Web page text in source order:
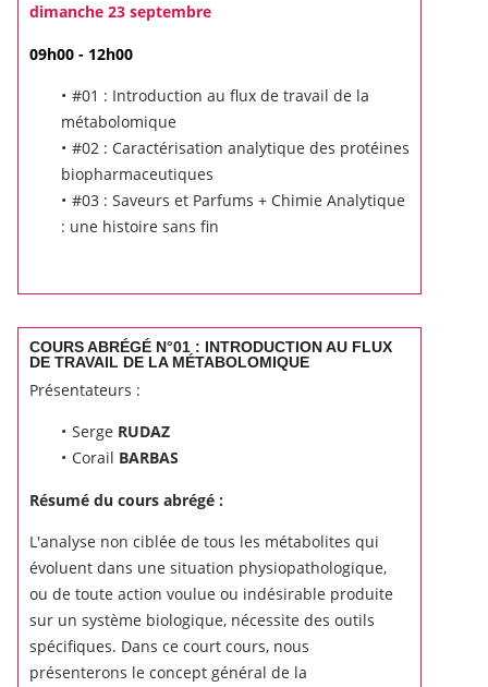
dimanche 23 septembre
09h00 - 12h00
#01 : Introduction au flux de travail de la
métabolomique
#02 : Caractérisation analytique des protéines
biopharmaceutiques
#03 : Saveurs et Parfums + Chimie Analytique
: une histoire sans fin
COURS ABRÉGÉ N°01 : INTRODUCTION AU FLUX
DE TRAVAIL DE LA MÉTABOLOMIQUE
Présentateurs :
Serge RUDAZ
Corail BARBAS
Résumé du cours abrégé :
L'analyse non ciblée de tous les métabolites qui
évoluent dans une situation physiopathologique,
ou de toute action voulue ou indésirable produite
sur un système biologique, nécessite des outils
spécifiques. Dans ce court cours, nous
présenterons le concept général de la